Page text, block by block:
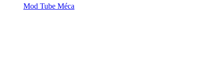
Mod Tube Méca